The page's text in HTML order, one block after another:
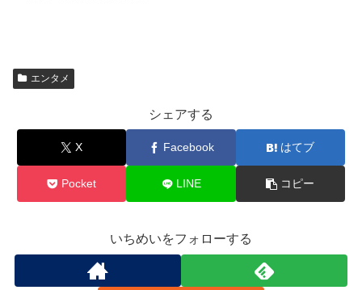
エンタメ
シェアする
X Facebook はてブ
Pocket LINE コピー
いちめいをフォローする